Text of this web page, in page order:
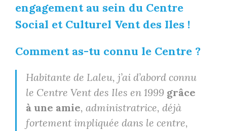
engagement au sein du Centre
Social et Culturel Vent des Iles !
Comment as-tu connu le Centre ?
Habitante de Laleu, j’ai d’abord connu
le Centre Vent des Iles en 1999 grâce
à une amie, administratrice, déjà
fortement impliquée dans le centre,